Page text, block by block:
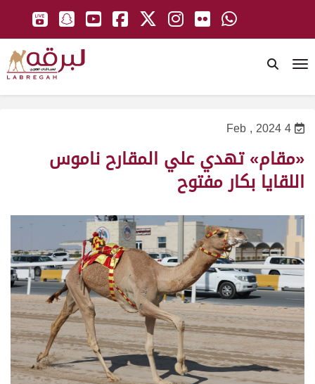
4 Feb , 2024
«مقام» تهدي علي المقارح ناموس
اللقايا بكار مفتوح